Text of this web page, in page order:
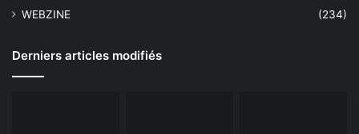
WEBZINE
(234)
Derniers articles modifiés